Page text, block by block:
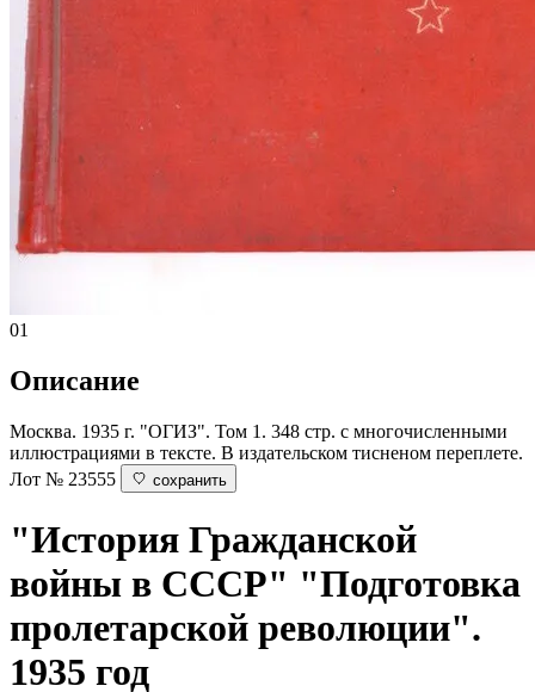
01
Описание
Москва. 1935 г. "ОГИЗ". Том 1. 348 стр. с многочисленными
иллюстрациями в тексте. В издательском тисненом переплете.
Лот № 23555
сохранить
"История Гражданской
войны в СССР" "Подготовка
пролетарской революции".
1935 год